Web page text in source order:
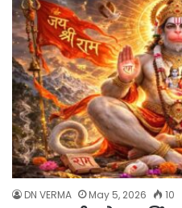
DN VERMA May 5, 2026 10